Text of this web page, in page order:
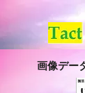
画像デー